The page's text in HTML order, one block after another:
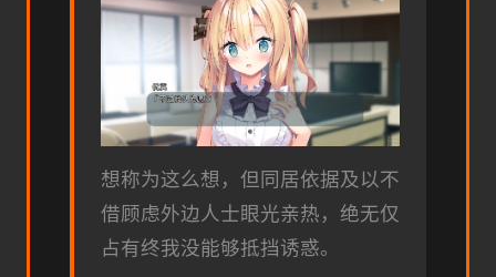
想称为这么想，但同居依据及以不
借顾虑外边人士眼光亲热，绝无仅
占有终我没能够抵挡诱惑。